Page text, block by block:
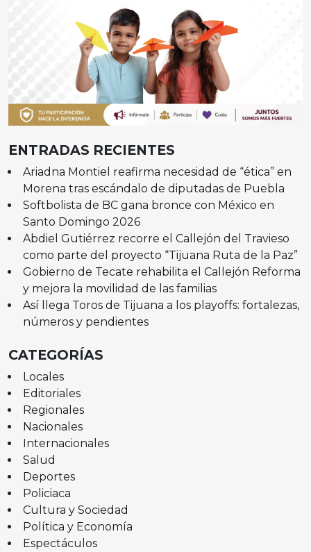
ENTRADAS RECIENTES
Ariadna Montiel reafirma necesidad de “ética” en
Morena tras escándalo de diputadas de Puebla
Softbolista de BC gana bronce con México en
Santo Domingo 2026
Abdiel Gutiérrez recorre el Callejón del Travieso
como parte del proyecto “Tijuana Ruta de la Paz”
Gobierno de Tecate rehabilita el Callejón Reforma
y mejora la movilidad de las familias
Así llega Toros de Tijuana a los playoffs: fortalezas,
números y pendientes
CATEGORÍAS
Locales
Editoriales
Regionales
Nacionales
Internacionales
Salud
Deportes
Policiaca
Cultura y Sociedad
Política y Economía
Espectáculos